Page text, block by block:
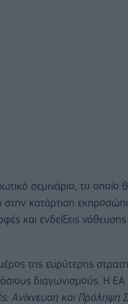
σεμινάριο, το οποίο
στην κατάρτιση
και ενδείξεις
της ευρύτερης
διαγωνισμούς. Η ΕΑ
Ανίχνευση και Πρόληψη